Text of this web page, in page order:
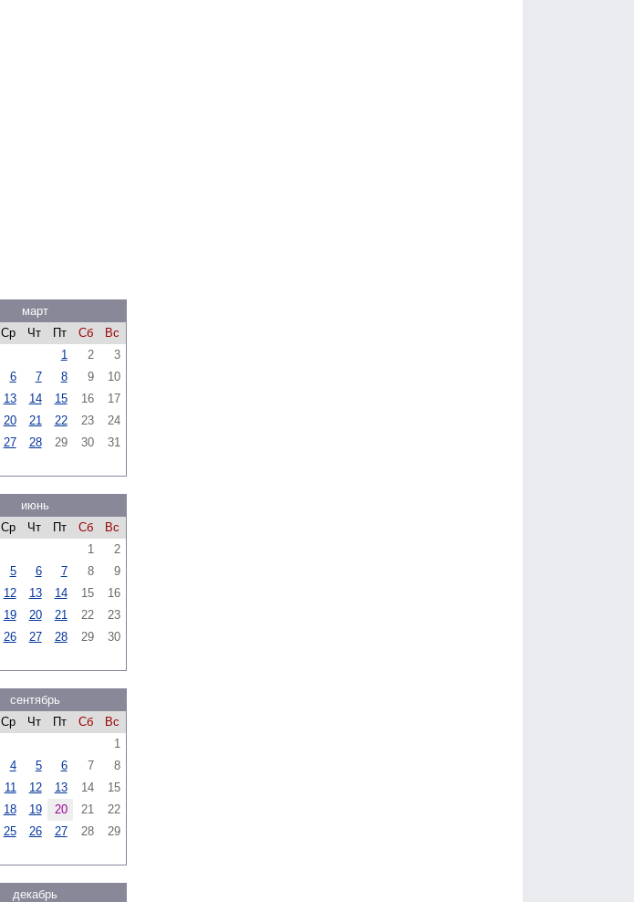
март
Ср Чт Пт Сб
Вс
1
2
3
6 7 8 9
10
13 14 15 16
17
20 21 22 23
24
27 28 29 30 31
июнь
Ср Чт Пт Сб
Вс
1
2
5 6 7 8
9
12 13 14 15
16
19 20 21 22
23
26 27 28 29 30
сентябрь
Ср Чт Пт Сб
Вс
1
4 5 6 7
8
11 12 13 14
15
18 19 20 21
22
25 26 27 28
29
декабрь